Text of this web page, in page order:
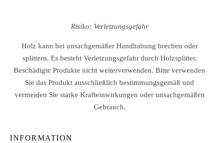
Risiko: Verletzungsgefahr
Holz kann bei unsachgemäßer Handhabung brechen oder
splittern. Es besteht Verletzungsgefahr durch Holzsplitter.
Beschädigte Produkte nicht weiterverwenden. Bitte verwenden
Sie das Produkt ausschließlich bestimmungsgemäß und
vermeiden Sie starke Krafteinwirkungen oder unsachgemäßen
Gebrauch.
INFORMATION